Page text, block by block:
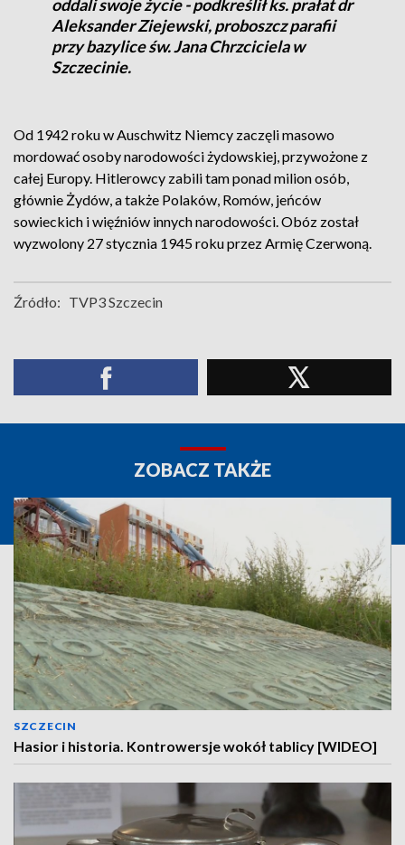
oddali swoje życie - podkreślił ks. prałat dr
Aleksander Ziejewski, proboszcz parafii
przy bazylice św. Jana Chrzciciela w
Szczecinie.
Od 1942 roku w Auschwitz Niemcy zaczęli masowo
mordować osoby narodowości żydowskiej, przywożone z
całej Europy. Hitlerowcy zabili tam ponad milion osób,
głównie Żydów, a także Polaków, Romów, jeńców
sowieckich i więźniów innych narodowości. Obóz został
wyzwolony 27 stycznia 1945 roku przez Armię Czerwoną.
Źródło: TVP3 Szczecin
ZOBACZ TAKŻE
SZCZECIN
Hasior i historia. Kontrowersje wokół tablicy [WIDEO]